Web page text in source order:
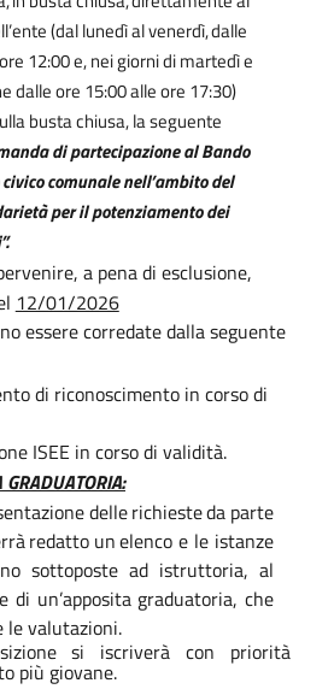
(dallunedìalvenerdì,dalle
12:00 e, nei giorni di martedì e
dalle ore 15:00 alle ore 17:30)
busta chiusa, la seguente
di partecipazione al Bando
civico comunale nell’ambito del
per il potenziamento dei
a pena di esclusione,
12/01/2026
essere corredate dalla seguente
di riconoscimento in corso di
ISEE in corso di validità.
dellerichiesteda parte
redatto unelenco e le istanze
sottoposte ad istruttoria, al
di un’apposita graduatoria, che
levalutazioni.
si iscriverà con priorità
più giovane.